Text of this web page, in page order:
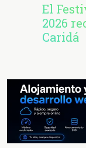
El
2026
Caridá